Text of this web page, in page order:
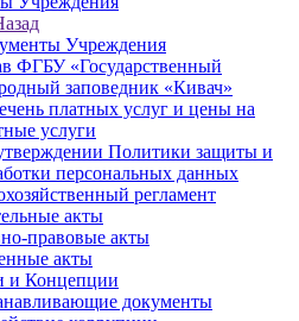
Учреждения
ФГБУ «Государственный
заповедник «Кивач»
платных услуг и цены на
услуги
Политики защиты и
персональных данных
регламент
акты
правовые акты
акты
и Концепции
документы